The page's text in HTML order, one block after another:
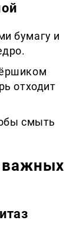
бумагу и
отходит
смыть
важных